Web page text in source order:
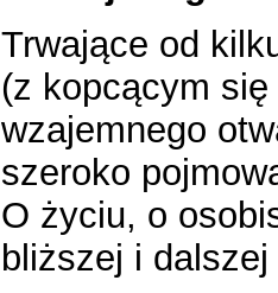
Trwające od
(z kopcącym
wzajemnego
szeroko
O życiu, o
bliższej i